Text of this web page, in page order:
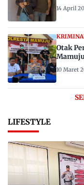
14 April
Otak
10 Maret
LIFESTYLE